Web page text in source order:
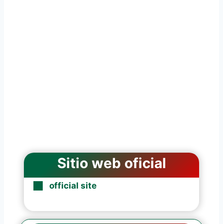
Sitio web oficial
official site